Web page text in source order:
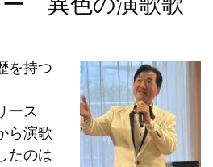
を持つ
ース
ら演歌
たのは